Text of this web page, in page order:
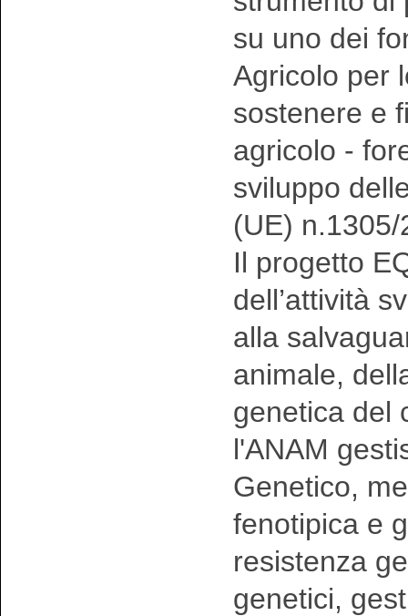
su uno dei
Agricolo per
sostenere e
agricolo -
sviluppo
(UE) n.1305/
Il progetto
dell’attività
alla
animale,
genetica del
l'ANAM
Genetico,
fenotipica e
resistenza
genetici,